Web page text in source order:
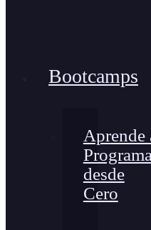
Bootcamps
Aprende
desde
Cero